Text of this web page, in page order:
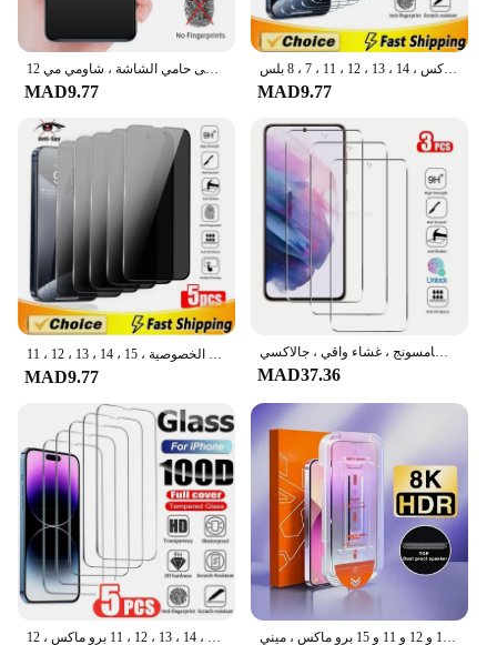
ماتي الزجاج المقسى حامي الشاشة ، شاومي مي 12T ، 11T برو ، مي 11 لايت ، 5G ، ني ، 10T برو ، 3 قطعة
MAD9.77
واقي شاشة من الزجاج المقسى لهاتف أيفون ، زجاج واقي لهاتف أيفون 15 برو ماكس ، 14 ، 13 ، 12 ، 11 ، 7 ، 8 بلس ، X ، XR ، XS ، Max ، Mini ، 5 من ومن الزجاج المقسى
MAD9.77
MAD9.77 MAD37.36